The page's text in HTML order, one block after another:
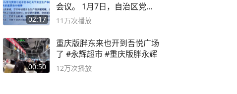
02:17
会议。 1月7日，自治区党委
副书记
11万次播放
00:50
重庆版胖东来也开到吾悦广场
了 #永辉超市 #重庆版胖永辉
12万次播放